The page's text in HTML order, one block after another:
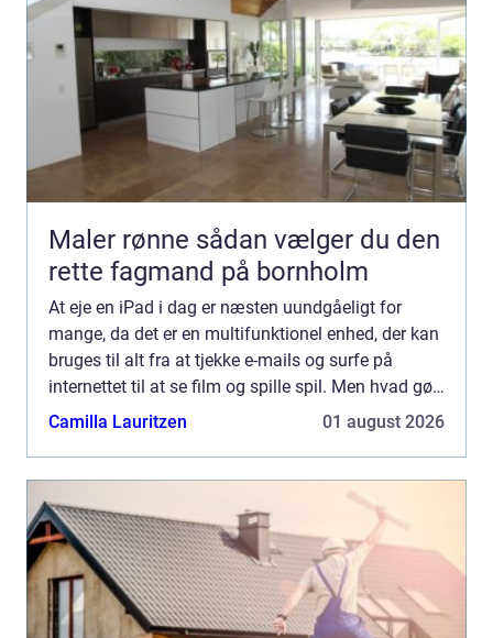
Maler rønne sådan vælger du den
rette fagmand på bornholm
At eje en iPad i dag er næsten uundgåeligt for
mange, da det er en multifunktionel enhed, der kan
bruges til alt fra at tjekke e-mails og surfe på
internettet til at se film og spille spil. Men hvad gør
man, når ens iPa...
Camilla Lauritzen 01 august 2026